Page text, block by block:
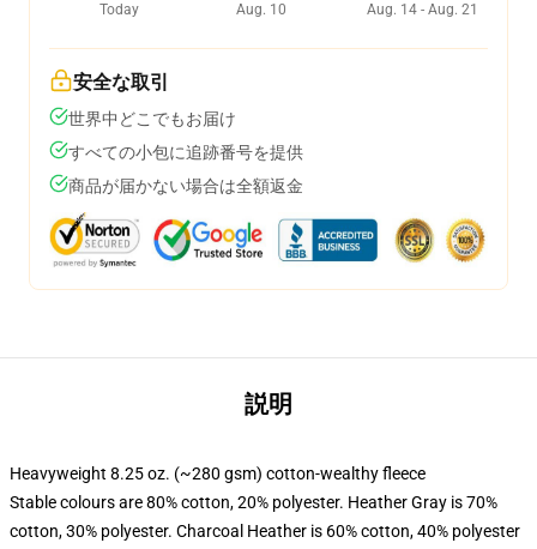
Today
Aug. 10
Aug. 14 - Aug. 21
安全な取引
世界中どこでもお届け
すべての小包に追跡番号を提供
商品が届かない場合は全額返金
説明
Heavyweight 8.25 oz. (~280 gsm) cotton-wealthy fleece
Stable colours are 80% cotton, 20% polyester. Heather Gray is 70%
cotton, 30% polyester. Charcoal Heather is 60% cotton, 40% polyester